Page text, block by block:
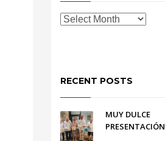
RECENT POSTS
MUY DULCE
PRESENTACIÓN